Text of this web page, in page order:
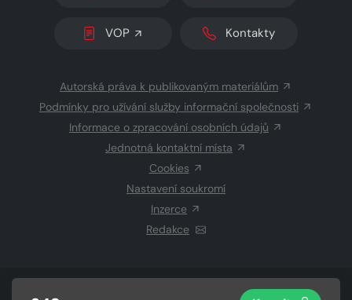
VOP Kontakty
Autorská práva k publikovaným materiálům
Podmínky pro užívání služby informační společnosti
Informace o zpracování osobních údajů
Jednotná kontaktní místa
Cookies
Nastavení soukromí
Inzerce
Redakce
CZECH NEWS CENTER a.s.a dodavatelé